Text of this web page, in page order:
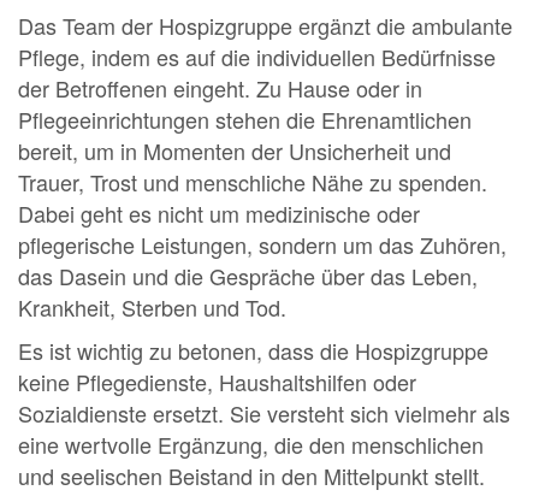
Das Team der Hospizgruppe ergänzt die ambulante
Pflege, indem es auf die individuellen Bedürfnisse
der Betroffenen eingeht. Zu Hause oder in
Pflegeeinrichtungen stehen die Ehrenamtlichen
bereit, um in Momenten der Unsicherheit und
Trauer, Trost und menschliche Nähe zu spenden.
Dabei geht es nicht um medizinische oder
pflegerische Leistungen, sondern um das Zuhören,
das Dasein und die Gespräche über das Leben,
Krankheit, Sterben und Tod.
Es ist wichtig zu betonen, dass die Hospizgruppe
keine Pflegedienste, Haushaltshilfen oder
Sozialdienste ersetzt. Sie versteht sich vielmehr als
eine wertvolle Ergänzung, die den menschlichen
und seelischen Beistand in den Mittelpunkt stellt.